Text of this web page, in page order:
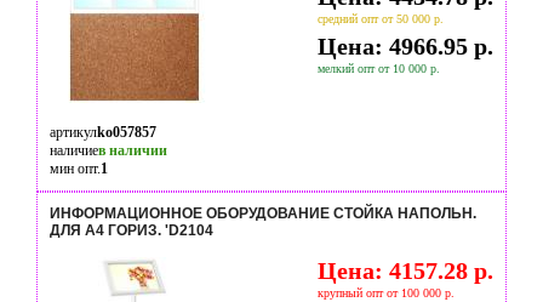
средний опт от 50 000 р.
Цена: 4966.95 р.
мелкий опт от 10 000 р.
артикулko057857
наличиев наличии
мин опт.1
ИНФОРМАЦИОННОЕ ОБОРУДОВАНИЕ СТОЙКА НАПОЛЬН.
ДЛЯ А4 ГОРИЗ. 'D2104
Цена: 4157.28 р.
крупный опт от 100 000 р.